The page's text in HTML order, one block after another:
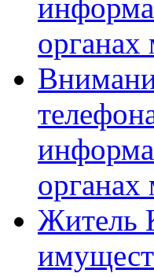
органах
Житель